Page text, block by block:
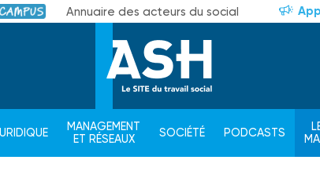
Campus Annuaire des acteurs du social
MANAGEMENT
ET RÉSEAUX
SOCIÉTÉ PODCASTS